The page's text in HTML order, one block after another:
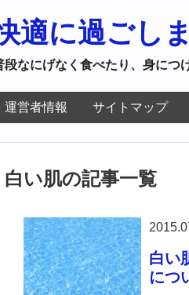
適に過ごし
段なにげなく食べたり、身につ
運営者情報 サイトマップ
白い肌の記事一覧
白い
につ